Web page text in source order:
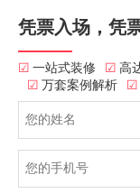
凭票入场，凭
☑ 一站式装修 ☑ 高
☑ 万套案例解析 ☑